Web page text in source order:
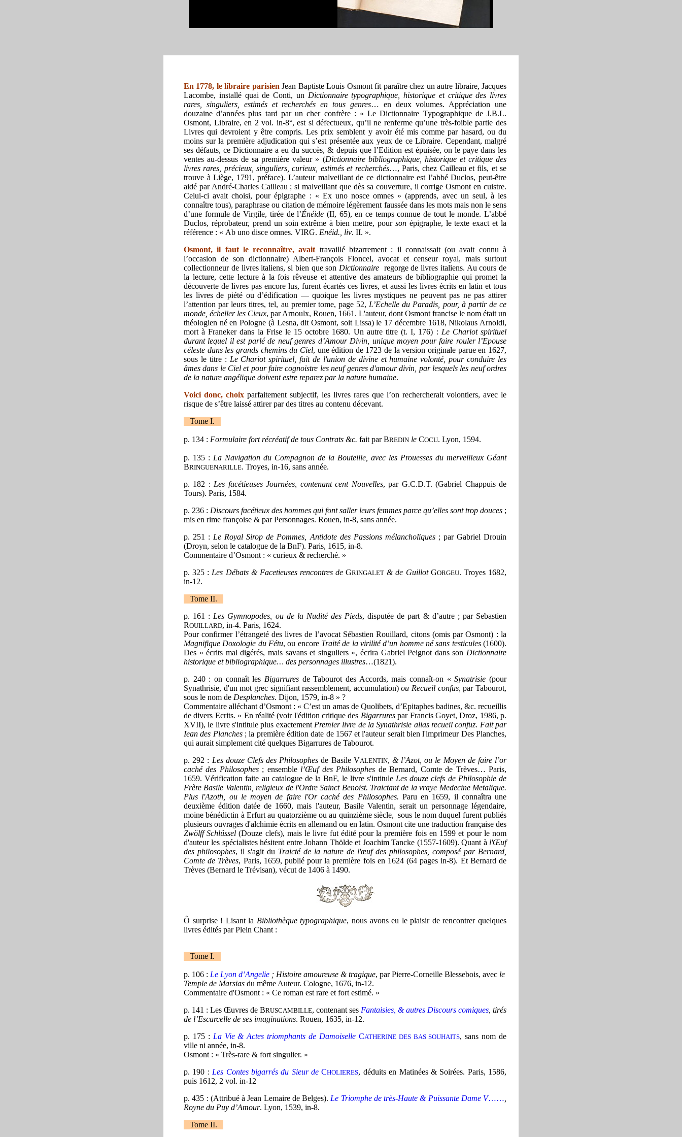
En 1778, le libraire parisien Jean Baptiste Louis Osmont fit paraître chez un autre libraire, Jacques
Lacombe, installé quai de Conti, un Dictionnaire typographique, historique et critique des livres
rares, singuliers, estimés et recherchés en tous genres… en deux volumes. Appréciation une
douzaine d’années plus tard par un cher confrère : « Le Dictionnaire Typographique de J.B.L.
Osmont, Libraire, en 2 vol. in-8°, est si défectueux, qu’il ne renferme qu’une très-foible partie des
Livres qui devroient y être compris. Les prix semblent y avoir été mis comme par hasard, ou du
moins sur la première adjudication qui s’est présentée aux yeux de ce Libraire. Cependant, malgré
ses défauts, ce Dictionnaire a eu du succès, & depuis que l’Edition est épuisée, on le paye dans les
ventes au-dessus de sa première valeur » (Dictionnaire bibliographique, historique et critique des
livres rares, précieux, singuliers, curieux, estimés et recherchés…, Paris, chez Cailleau et fils, et se
trouve à Liège, 1791, préface). L’auteur malveillant de ce dictionnaire est l’abbé Duclos, peut-être
aidé par André-Charles Cailleau ; si malveillant que dès sa couverture, il corrige Osmont en cuistre.
Celui-ci avait choisi, pour épigraphe : « Ex uno nosce omnes » (apprends, avec un seul, à les
connaître tous), paraphrase ou citation de mémoire légèrement faussée dans les mots mais non le sens
d’une formule de Virgile, tirée de l’Énéide (II, 65), en ce temps connue de tout le monde. L’abbé
Duclos, réprobateur, prend un soin extrême à bien mettre, pour sonépigraphe, le texte exact et la
référence : « Ab uno disce omnes. VIRG. Enéid., liv. II. ».
Osmont, il faut le reconnaître, avait travaillé bizarrement : il connaissait (ou avait connu à
l’occasion de son dictionnaire) Albert-François Floncel, avocat et censeur royal, mais surtout
collectionneur de livres italiens, si bien que son Dictionnaire regorge de livres italiens. Au cours de
la lecture, cette lecture à la fois rêveuse et attentive des amateurs de bibliographie qui promet la
découverte de livres pas encore lus, furent écartés ces livres, et aussi les livres écrits en latin et tous
les livres de piété ou d’édification — quoique les livres mystiques ne peuvent pas ne pas attirer
l’attention par leurs titres, tel, au premier tome, page 52, L’Echelle du Paradis, pour, à partir de ce
monde, écheller les Cieux, par Arnoulx, Rouen, 1661. L'auteur, dont Osmont francise le nom était un
théologien né en Pologne (à Lesna, dit Osmont, soit Lissa) le 17 décembre 1618,Nikolaus Arnoldi,
mort à Franeker dans la Frise le 15 octobre 1680. Un autre titre (t. I, 176) : Le Chariot spirituel
durant lequel il est parlé de neuf genres d’Amour Divin, unique moyen pour faire rouler l’Epouse
céleste dans les grands chemins du Ciel, une édition de 1723 de la version originale parue en 1627,
sous le titre : Le Chariot spirituel, fait de l'union de divine et humaine volonté, pour conduire les
âmes dans le Ciel et pour faire cognoistre les neuf genres d'amour divin, par lesquels les neuf ordres
de la nature angélique doivent estre reparez par la nature humaine.
Voici donc, choix parfaitement subjectif, les livres rares que l’on rechercherait volontiers, avec le
risque de s’être laissé attirer par des titres au contenu décevant.
Tome I.
p. 134 : Formulaire fort récréatif de tous Contrats &c. fait par BREDIN le COCU. Lyon, 1594.
p. 135 : La Navigation du Compagnon de la Bouteille, avec les Prouesses du merveilleux Géant
BRINGUENARILLE. Troyes, in-16, sans année.
p. 182 : Les facétieuses Journées, contenant cent Nouvelles, par G.C.D.T. (Gabriel Chappuis de
Tours). Paris, 1584.
p. 236 : Discours facétieux des hommes qui font saller leurs femmes parce qu’elles sont trop douces ;
mis en rime françoise & par Personnages. Rouen, in-8, sans année.
p. 251 : Le Royal Sirop de Pommes, Antidote des Passions mélancholiques; par Gabriel Drouin
(Droyn, selon le catalogue de la BnF). Paris, 1615, in-8.
Commentaire d’Osmont : « curieux & recherché. »
p. 325 : Les Débats & Facetieuses rencontres deGRINGALET & de GuillotGORGEU. Troyes 1682,
in-12.
Tome II.
p. 161 : Les Gymnopodes, ou de la Nudité des Pieds, disputée de part & d’autre ; par Sebastien
ROUILLARD, in-4. Paris, 1624.
Pour confirmer l’étrangeté des livres de l’avocat Sébastien Rouillard, citons (omis par Osmont) : la
Magnifique Doxologie du Fétu, ou encore Traité de la virilité d’un homme né sans testicules (1600).
Des « écrits mal digérés, mais savans et singuliers », écrira Gabriel Peignot dans son Dictionnaire
historique et bibliographique… des personnages illustres…(1821).
p. 240 : on connaît les Bigarrures de Tabourot des Accords, mais connaît-on «Synatrisie(pour
Synathrisie, d'un mot grec signifiant rassemblement, accumulation)ou Recueil confus, par Tabourot,
sous le nom de Desplanches. Dijon, 1579, in-8 » ?
Commentaire alléchant d’Osmont : « C’est un amas de Quolibets, d’Epitaphes badines, &c. recueillis
de divers Ecrits. » En réalité (voir l'édition critique des Bigarrurespar Francis Goyet, Droz, 1986, p.
XVII), le livre s'intitule plus exactement Premier livre de la Synathrisie alias recueil confuz. Fait par
Iean des Planches; la première édition date de 1567 et l'auteur serait bien l'imprimeur Des Planches,
qui aurait simplement cité quelques Bigarrures de Tabourot.
p. 292 : Les douze Clefs des Philosophes de Basile VALENTIN, & l’Azot, ou le Moyen de faire l’or
caché des Philosophes; ensemble l’Œuf des Philosophes de Bernard, Comte de Trèves… Paris,
1659. Vérification faite au catalogue de la BnF, le livre s'intitule Les douze clefs de Philosophie de
Frère Basile Valentin, religieux de l'Ordre Sainct Benoist. Traictant de la vraye Medecine Metalique.
Plus l'Azoth, ou le moyen de faire l'Or caché des Philosophes. Paru en 1659, il connaîtra une
deuxième édition datée de 1660, mais l'auteur, Basile Valentin, serait un personnage légendaire,
moine bénédictin à Erfurt au quatorzième ou au quinzième siècle, sous le nom duquel furent publiés
plusieurs ouvrages d'alchimie écrits en allemand ou en latin. Osmont cite une traduction française des
Zwölff Schlüssel (Douze clefs), mais le livre fut édité pour la première fois en 1599 et pour le nom
d'auteur les spécialistes hésitent entreJohann Thölde et Joachim Tancke (1557-1609). Quant à l'Œuf
des philosophes, il s'agit du Traicté de la nature de l'œuf des philosophes, composé par Bernard,
Comte de Trèves, Paris, 1659, publié pour la première fois en 1624 (64 pages in-8). Et Bernard de
Trèves (Bernard le Trévisan), vécut de 1406 à 1490.
Ô surprise ! Lisant la Bibliothèque typographique, nous avons eu le plaisir de rencontrer quelques
livres édités par Plein Chant :
Tome I.
p. 106 : Le Lyon d’Angelie ; Histoire amoureuse & tragique, par Pierre-Corneille Blessebois, avec le
Temple de Marsias du même Auteur. Cologne, 1676, in-12.
Commentaire d'Osmont : « Ce roman est rare et fort estimé. »
p. 141 : Les Œuvres de BRUSCAMBILLE, contenant ses Fantaisies, & autres Discours comiques , tirés
de l’Escarcelle de ses imaginations. Rouen, 1635, in-12.
p. 175 : La Vie & Actes triomphants de DamoiselleCATHERINE DES BAS SOUHAITS, sans nom de
ville ni année, in-8.
Osmont : « Très-rare & fort singulier. »
p. 190 : Les Contes bigarrés du Sieur deCHOLIERES, déduits en Matinées & Soirées. Paris, 1586,
puis 1612, 2 vol. in-12
p. 435 : (Attribué à Jean Lemaire de Belges). Le Triomphe de très-Haute & Puissante Dame V……
Royne du Puy d’Amour. Lyon, 1539, in-8.
Tome II.